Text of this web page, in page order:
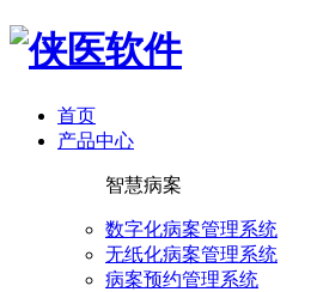
首页
产品中心
智慧病案
数字化病案管理系统
无纸化病案管理系统
病案预约管理系统